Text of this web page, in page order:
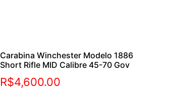
Carabina Winchester Modelo 1886
Short Rifle MID Calibre 45-70 Gov
R$4,600.00